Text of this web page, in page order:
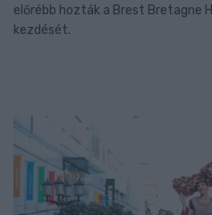
előrébb hozták a Brest Bretagne
kezdését.